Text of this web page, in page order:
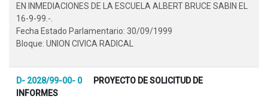
EN INMEDIACIONES DE LA ESCUELA ALBERT BRUCE SABIN EL
16-9-99.-.
Fecha Estado Parlamentario: 30/09/1999
Bloque: UNION CIVICA RADICAL
D- 2028/99-00- 0
PROYECTO DE SOLICITUD DE
INFORMES